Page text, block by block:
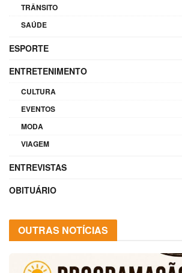
TRÂNSITO
SAÚDE
ESPORTE
ENTRETENIMENTO
CULTURA
EVENTOS
MODA
VIAGEM
ENTREVISTAS
OBITUÁRIO
OUTRAS NOTÍCIAS